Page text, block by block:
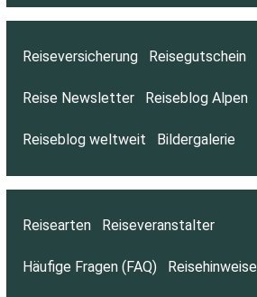
Reiseversicherung Reisegutschein
Reise Newsletter Reiseblog Alpen
Reiseblog weltweit Bildergalerie
Reisearten Reiseveranstalter
Häufige Fragen (FAQ) Reisehinweise